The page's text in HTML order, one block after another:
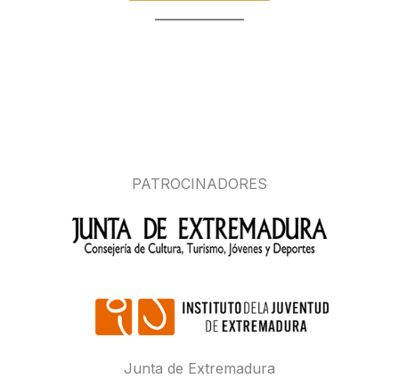
PATROCINADORES
Junta de Extremadura